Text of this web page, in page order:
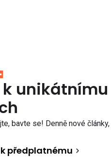
bavte se! Denně nové
předplatnému